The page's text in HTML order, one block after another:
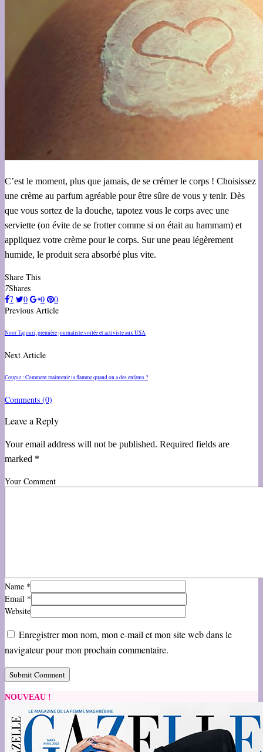
C’est le moment, plus que jamais, de se crémer le corps ! Choisissez
une crème au parfum agréable pour être sûre de vous y tenir. Dès
que vous sortez de la douche, tapotez vous le corps avec une
serviette (on évite de se frotter comme si on était au hammam) et
appliquez votre crème pour le corps. Sur une peau légèrement
humide, le produit sera absorbé plus vite.
Share This
7Shares
7
0 0
0
Previous Article
Noor Tagouri, première journaliste voilée et activiste aux USA
Next Article
Couple : Comment maintenir la flamme quand on a des enfants ?
Comments (0)
Leave a Reply
Your email address will not be published. Required fields are
marked *
Your Comment
Name *
Email *
Website
Enregistrer mon nom, mon e-mail et mon site web dans le
navigateur pour mon prochain commentaire.
NOUVEAU !